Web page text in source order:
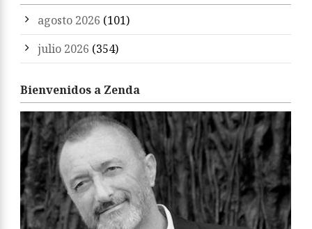
agosto 2026 (101)
julio 2026 (354)
Bienvenidos a Zenda